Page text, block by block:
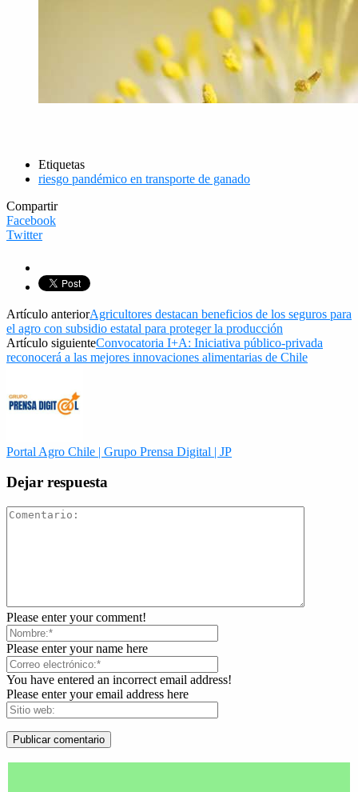
Etiquetas
riesgo pandémico en transporte de ganado
Compartir
Facebook
Twitter
Artículo anteriorAgricultores destacan beneficios de los seguros para
el agro con subsidio estatal para proteger la producción
Artículo siguienteConvocatoria I+A: Iniciativa público-privada
reconocerá a las mejores innovaciones alimentarias de Chile
Portal Agro Chile | Grupo Prensa Digital | JP
Dejar respuesta
Please enter your comment!
Please enter your name here
You have entered an incorrect email address!
Please enter your email address here